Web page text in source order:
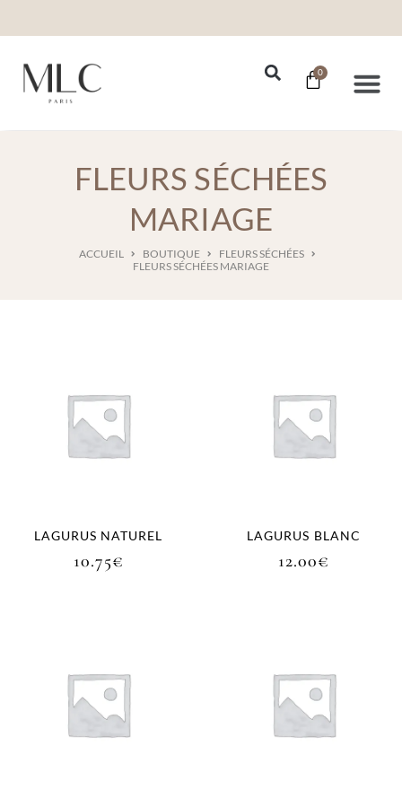
0
FLEURS SÉCHÉES
MARIAGE
ACCUEIL BOUTIQUE
FLEURS SÉCHÉES
FLEURS SÉCHÉES MARIAGE
LAGURUS NATUREL
10.75€
LAGURUS BLANC
12.00€